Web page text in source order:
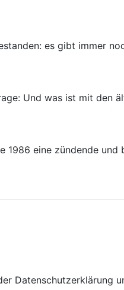
es gibt immer
Und was ist mit den
1986 eine zündende und
Datenschutzerklärung